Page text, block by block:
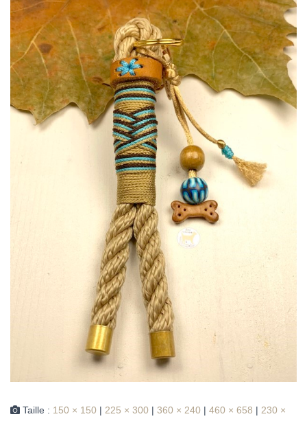
Taille : 150 × 150 | 225 × 300 | 360 × 240 | 460 × 658 | 230 ×